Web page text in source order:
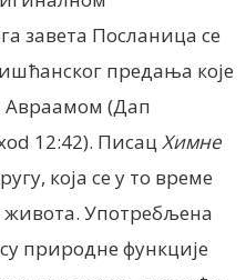
завета Посланица се
предања које
Авраамом (Дап
12:42). Писац Химне
која се у то време
живота. Употребљена
природне функције